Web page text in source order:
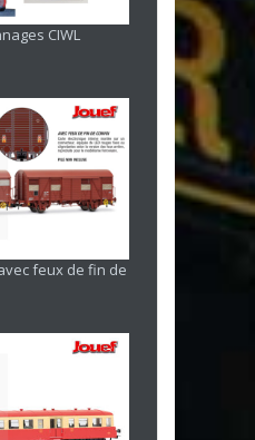
CIWL
feux de fin de